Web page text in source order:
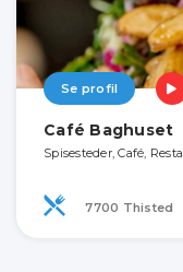
Se profil
Café Baghuset
Spisesteder, Café,
7700 Thisted